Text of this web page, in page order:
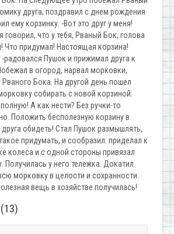
друга, поздравил с днем рождения
ему корзинку. -Вот это друг у меня!
говорил, что у тебя, Рваный Бок, голова
Что придумал! Настоящая корзина!
-радовался Пушок и прижимал друга к
в огород, нарвал морковки,
Рваного Бока. На другой день пошел
собирать с новой корзиной.
А как нести? Без ручки-то
Положить бесполезную корзину в
друга обидеть! Стал Пушок размышлять,
придумать, и сообразил: приделал к
колеса и с одной стороны привязал
Получилась у него тележка. Докатил
морковку в целости и сохранности.
вещь в хозяйстве получилась!